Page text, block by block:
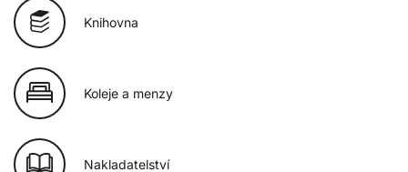
Knihovna
Koleje a menzy
Nakladatelství